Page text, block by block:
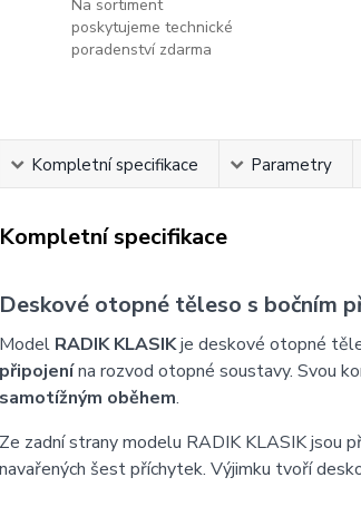
Na sortiment
poskytujeme technické
poradenství zdarma
Kompletní specifikace Parametry
Kompletní specifikace
Deskové otopné těleso s bočním
Model RADIK KLASIKje deskové otopné
připojenína rozvod otopné soustavy. Svou
samotížným oběhem.
Ze zadní strany modelu RADIK KLASIK jsou
navařených šest příchytek. Výjimku tvoří